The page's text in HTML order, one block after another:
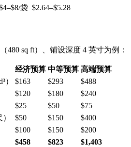
袋 $2.64–$5.28
480 sq ft）、铺设深度 4 英寸为例：
经济预算 中等预算 高端预算
）
$163 $293
$488
$120 $180
$240
$25 $50
$75
$50 $150
$400
$100 $150
$200
$458 $823
$1,403